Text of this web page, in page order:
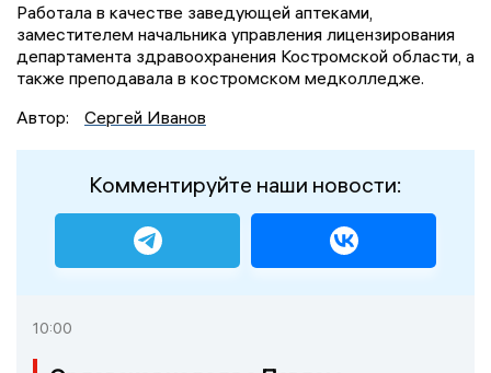
Работала в качестве заведующей аптеками,
заместителем начальника управления лицензирования
департамента здравоохранения Костромской области, а
также преподавала в костромском медколледже.
Автор:
Сергей Иванов
Комментируйте наши новости:
10:00